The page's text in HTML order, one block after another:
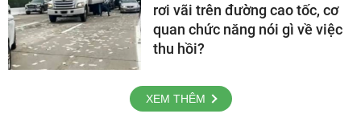
rơi vãi trên đường cao tốc, cơ
quan chức năng nói gì về việc
thu hồi?
XEM THÊM